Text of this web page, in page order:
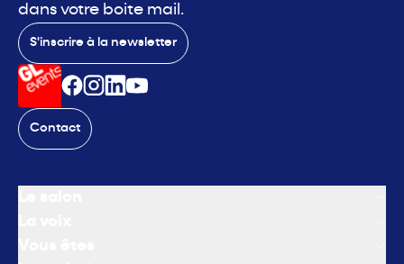
dans votre boite mail.
S'inscrire à la newsletter
Contact